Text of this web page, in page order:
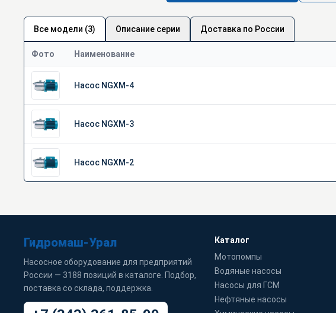
Все модели (3) Описание серии Доставка по России
Фото Наименование
Насос NGXM-4
Насос NGXM-3
Насос NGXM-2
Гидромаш-Урал
Насосное оборудование для предприятий
России — 3188 позиций в каталоге. Подбор,
поставка со склада, поддержка.
Каталог
Мотопомпы
Водяные насосы
Насосы для ГСМ
Нефтяные насосы